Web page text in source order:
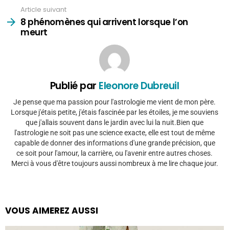
Article suivant
8 phénomènes qui arrivent lorsque l’on
meurt
Publié par Eleonore Dubreuil
Je pense que ma passion pour l'astrologie me vient de mon père.
Lorsque j'étais petite, j'étais fascinée par les étoiles, je me souviens
que j'allais souvent dans le jardin avec lui la nuit.Bien que
l'astrologie ne soit pas une science exacte, elle est tout de même
capable de donner des informations d'une grande précision, que
ce soit pour l'amour, la carrière, ou l'avenir entre autres choses.
Merci à vous d'être toujours aussi nombreux à me lire chaque jour.
VOUS AIMEREZ AUSSI